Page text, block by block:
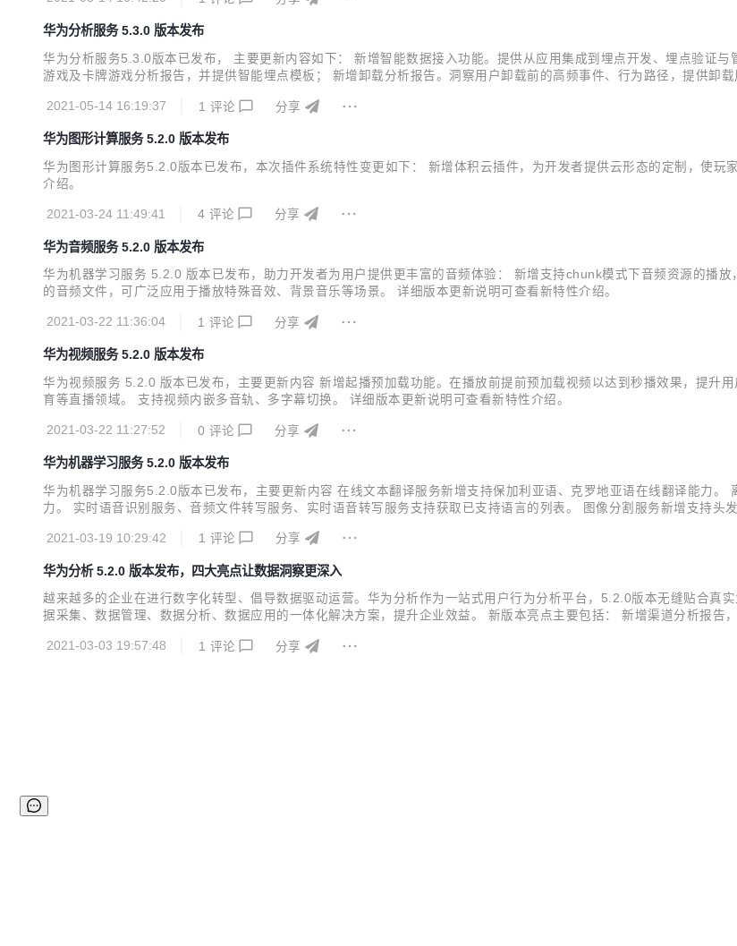
华为分析服务 5.3.0 版本发布
华为分析服务5.3.0版本已发布， 主要更新内容如下： 新增智能数据接入功能。提供从应用集成到埋点开发、埋点验证
游戏及卡牌游戏分析报告，并提供智能埋点模板； 新增卸载分析报告。洞察用户卸载前的高频事件、行为路径，提供卸
找最优转化路径。 详细版本更新说明可查看新特性介绍。
2021-05-14 16:19:37 1 评论 分享
华为图形计算服务 5.2.0 版本发布
华为图形计算服务5.2.0版本已发布，本次插件系统特性变更如下： 新增体积云插件，为开发者提供云形态的定制，使
介绍。
2021-03-24 11:49:41 4 评论 分享
华为音频服务 5.2.0 版本发布
华为机器学习服务 5.2.0 版本已发布，助力开发者为用户提供更丰富的音频体验： 新增支持chunk模式下音频资源的播
的音频文件，可广泛应用于播放特殊音效、背景音乐等场景。 详细版本更新说明可查看新特性介绍。
2021-03-22 11:36:04 1 评论 分享
华为视频服务 5.2.0 版本发布
华为视频服务 5.2.0 版本已发布，主要更新内容 新增起播预加载功能。在播放前提前预加载视频以达到秒播效果，提升
育等直播领域。 支持视频内嵌多音轨、多字幕切换。 详细版本更新说明可查看新特性介绍。
2021-03-22 11:27:52 0 评论 分享
华为机器学习服务 5.2.0 版本发布
华为机器学习服务5.2.0版本已发布，主要更新内容 在线文本翻译服务新增支持保加利亚语、克罗地亚语在线翻译能力
力。 实时语音识别服务、音频文件转写服务、实时语音转写服务支持获取已支持语言的列表。 图像分割服务新增支持头
2021-03-19 10:29:42 1 评论 分享
华为分析 5.2.0 版本发布，四大亮点让数据洞察更深入
越来越多的企业在进行数字化转型、倡导数据驱动运营。华为分析作为一站式用户行为分析平台，5.2.0版本无缝贴合真
据采集、数据管理、数据分析、数据应用的一体化解决方案，提升企业效益。 新版本亮点主要包括： 新增渠道分析报告
分析的需求。 一、新增渠道分析，甄别渠道拉新质量 随着移动应用市场的竞...
2021-03-03 19:57:48 1 评论 分享